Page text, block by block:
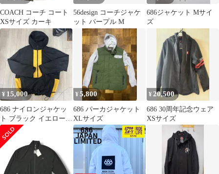
COACH コーチ コート
XSサイズ カーキ
56design コーチジャケ
ット パープル M
686ジャケット Mサイ
ズ
¥ 15,000
686 ナイロンジャケッ
ト ブラック イエロー
スキー スノボ
¥5,800
686 パーカジャケット
XLサイズ
¥ 20,500
686 30周年記念ウェア
XSサイズ